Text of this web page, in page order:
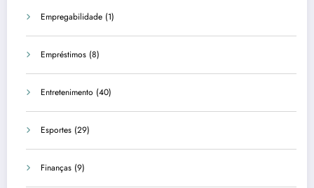
Empregabilidade (1)
Empréstimos (8)
Entretenimento (40)
Esportes (29)
Finanças (9)